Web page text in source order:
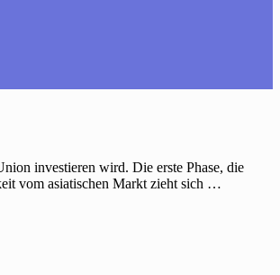
investieren wird. Die erste Phase, die
vom asiatischen Markt zieht sich …